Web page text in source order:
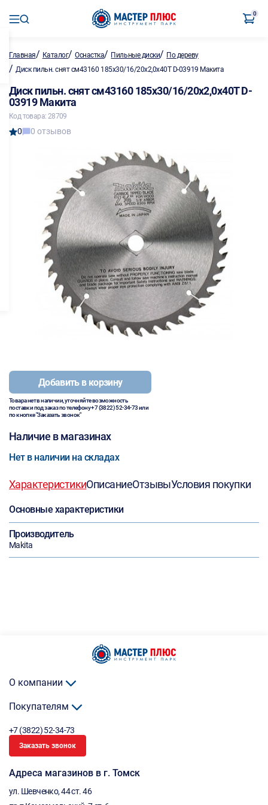
0
Главная/ Каталог/Оснастка/ Пильные диски/ По дереву
/ Диск пильн. снят см43160 185х30/16/20х2,0х40Т D-03919 Макита
Диск пильн. снят см43160 185х30/16/20х2,0х40Т D-
03919 Макита
Код товара: 28709
0 0 отзывов
Добавить в корзину
Товара нет в наличии, уточняйте возможность
поставки под заказ по телефону+7 (3822) 52-34-73или
по кнопке "Заказать звонок"
Наличие в магазинах
Нет в наличии на складах
ХарактеристикиОписаниеОтзывыУсловия покупки
Основные характеристики
Производитель
Makita
О компании
Покупателям
+7 (3822) 52-34-73
Заказать звонок
Адреса магазинов в г. Томск
ул. Шевченко, 44 ст. 46